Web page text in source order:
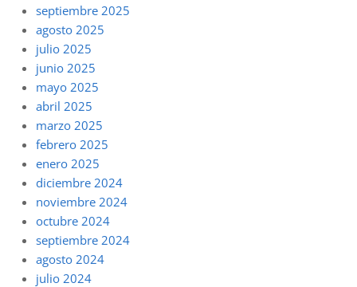
septiembre 2025
agosto 2025
julio 2025
junio 2025
mayo 2025
abril 2025
marzo 2025
febrero 2025
enero 2025
diciembre 2024
noviembre 2024
octubre 2024
septiembre 2024
agosto 2024
julio 2024